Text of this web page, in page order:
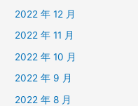
2022 年 12 月
2022 年 11 月
2022 年 10 月
2022 年 9 月
2022 年 8 月